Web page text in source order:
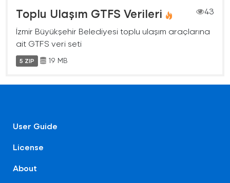
Toplu Ulaşım GTFS Verileri
43
İzmir Büyükşehir Belediyesi toplu ulaşım araçlarına
ait GTFS veri seti
5 ZIP 19 MB
User Guide
License
About